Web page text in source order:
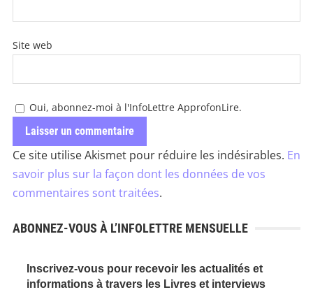
Site web
Oui, abonnez-moi à l'InfoLettre ApprofonLire.
Ce site utilise Akismet pour réduire les indésirables. En
savoir plus sur la façon dont les données de vos
commentaires sont traitées.
ABONNEZ-VOUS À L’INFOLETTRE MENSUELLE
Inscrivez-vous pour recevoir les actualités et
informations à travers les Livres et interviews